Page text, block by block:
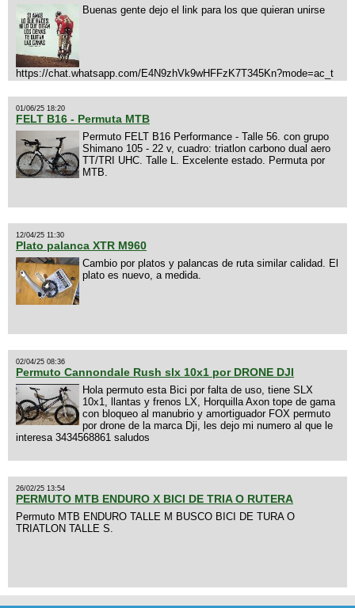
Buenas gente dejo el link para los que quieran unirse
https://chat.whatsapp.com/E4N9zhVk9wHFFzK7T345Kn?mode=ac_t
01/06/25 18:20
FELT B16 - Permuta MTB
Permuto FELT B16 Performance - Talle 56. con grupo
Shimano 105 - 22 v, cuadro: triatlon carbono dual aero
TT/TRI UHC. Talle L. Excelente estado. Permuta por
MTB.
12/04/25 11:30
Plato palanca XTR M960
Cambio por platos y palancas de ruta similar calidad. El
plato es nuevo, a medida.
02/04/25 08:36
Permuto Cannondale Rush slx 10x1 por DRONE DJI
Hola permuto esta Bici por falta de uso, tiene SLX
10x1, llantas y frenos LX, Horquilla Axon tope de gama
con bloqueo al manubrio y amortiguador FOX permuto
por drone de la marca Dji, les dejo mi numero al que le
interesa 3434568861 saludos
26/02/25 13:54
PERMUTO MTB ENDURO X BICI DE TRIA O RUTERA
Permuto MTB ENDURO TALLE M BUSCO BICI DE TURA O
TRIATLON TALLE S.